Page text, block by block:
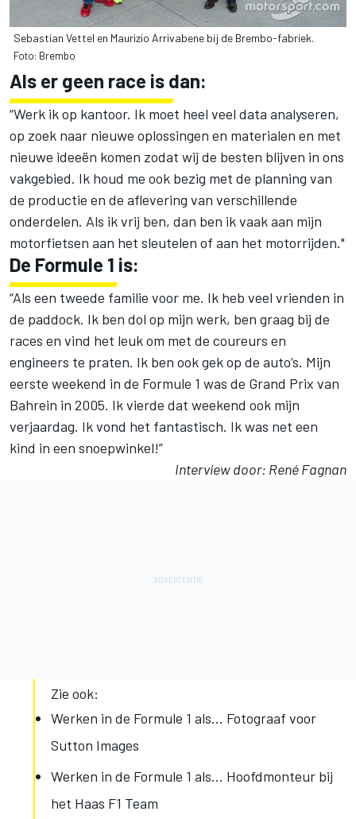
Sebastian Vettel en Maurizio Arrivabene bij de Brembo-fabriek.
Foto: Brembo
Als er geen race is dan:
“Werk ik op kantoor. Ik moet heel veel data analyseren,
op zoek naar nieuwe oplossingen en materialen en met
nieuwe ideeën komen zodat wij de besten blijven in ons
vakgebied. Ik houd me ook bezig met de planning van
de productie en de aflevering van verschillende
onderdelen. Als ik vrij ben, dan ben ik vaak aan mijn
motorfietsen aan het sleutelen of aan het motorrijden."
De Formule 1 is:
“Als een tweede familie voor me. Ik heb veel vrienden in
de paddock. Ik ben dol op mijn werk, ben graag bij de
races en vind het leuk om met de coureurs en
engineers te praten. Ik ben ook gek op de auto’s. Mijn
eerste weekend in de Formule 1 was de Grand Prix van
Bahrein in 2005. Ik vierde dat weekend ook mijn
verjaardag. Ik vond het fantastisch. Ik was net een
kind in een snoepwinkel!”
Interview door: René Fagnan
Zie ook:
Werken in de Formule 1 als... Fotograaf voor
Sutton Images
Werken in de Formule 1 als... Hoofdmonteur bij
het Haas F1 Team